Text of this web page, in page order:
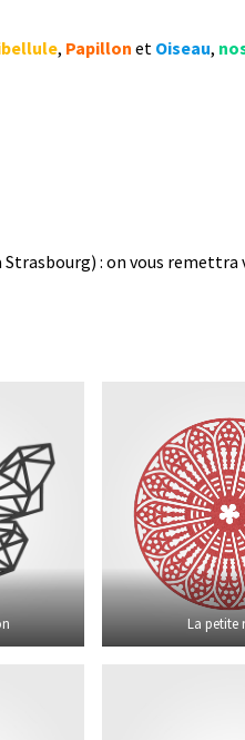
, Papillon et Oiseau,
: on vous remettra
La petite